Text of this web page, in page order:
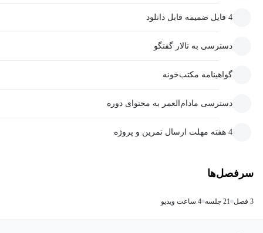
4 فایل ضمیمه قابل دانلود
دسترسی به تالار گفتگو
گواهینامه مکتب‌خونه
دسترسی مادام‌العمر به محتوای دوره
4 هفته مهلت ارسال تمرین و پروژه
سرفصل‌ها
3 فصل 21 جلسه 4 ساعت ویدیو